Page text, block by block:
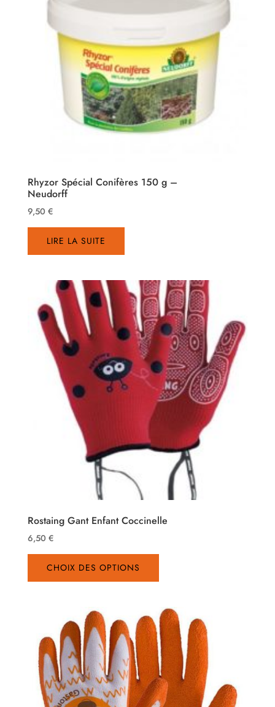
Rhyzor Spécial Conifères 150 g –
Neudorff
9,50 €
LIRE LA SUITE
Rostaing Gant Enfant Coccinelle
6,50 €
CHOIX DES OPTIONS
Ce
a
variations.
Les
options
peuvent
être
choisies